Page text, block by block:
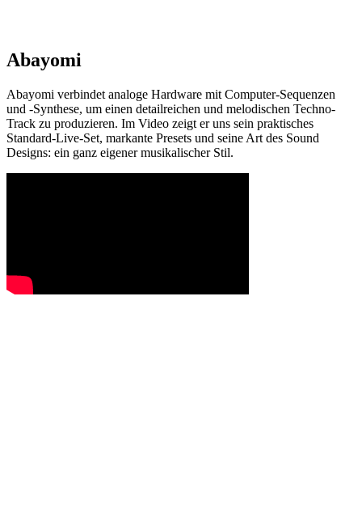
Abayomi
Abayomi verbindet analoge Hardware mit Computer-Sequenzen
und -Synthese, um einen detailreichen und melodischen Techno-
Track zu produzieren. Im Video zeigt er uns sein praktisches
Standard-Live-Set, markante Presets und seine Art des Sound
Designs: ein ganz eigener musikalischer Stil.